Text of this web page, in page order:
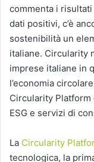
commenta i
dati positivi, c’è
sostenibilità un
italiane. Circularity
imprese italiane in
l’economia
Circularity
ESG e servizi di
La Circularity
tecnologica, la